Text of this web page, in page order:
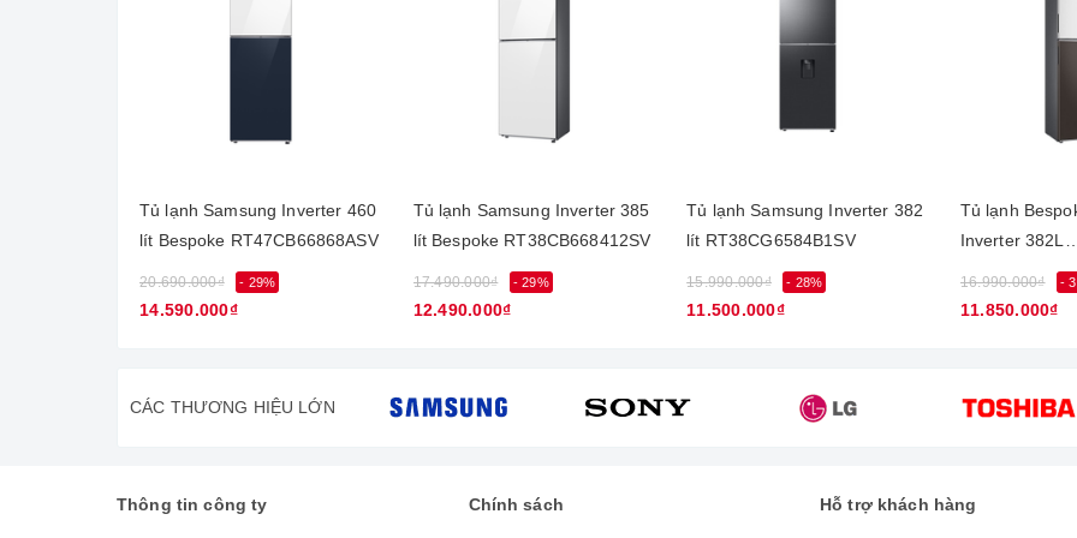
Thiết kế hiện đại, kiểu dáng sang trọng
này sẽ rất phù hợp với không gian nội thất của gia đình bạn. Bên cạnh đó chiếc tủ lạnh này có thiết kế ngăn đá dưới
Tủ lạnh Samsung Inverter 460
lít Bespoke RT47CB66868ASV
20.690.000₫ - 29%
14.590.000₫
Tủ lạnh Samsung Inverter 385
lít Bespoke RT38CB668412SV
17.490.000₫ - 29%
12.490.000₫
Tủ lạnh Samsung Inverter 382
lít RT38CG6584B1SV
15.990.000₫ - 28%
11.500.000₫
Tủ lạnh
Inverter 382L
16.990.000₫ -
11.850.000₫
CÁC THƯƠNG HIỆU LỚN
Thông tin công ty Chính sách Hỗ trợ khách hàng